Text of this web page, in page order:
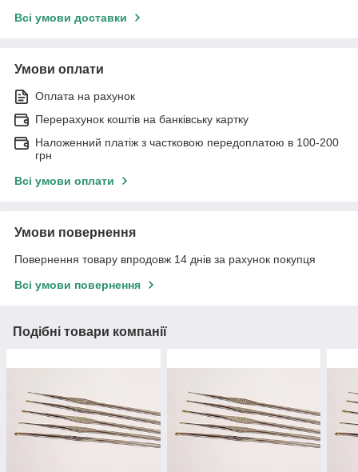
Всі умови доставки
Умови оплати
Оплата на рахунок
Перерахунок коштів на банківську картку
Наложенний платіж з частковою передоплатою в 100-200
грн
Всі умови оплати
Умови повернення
Повернення товару впродовж 14 днів за рахунок покупця
Всі умови повернення
Подібні товари компанії